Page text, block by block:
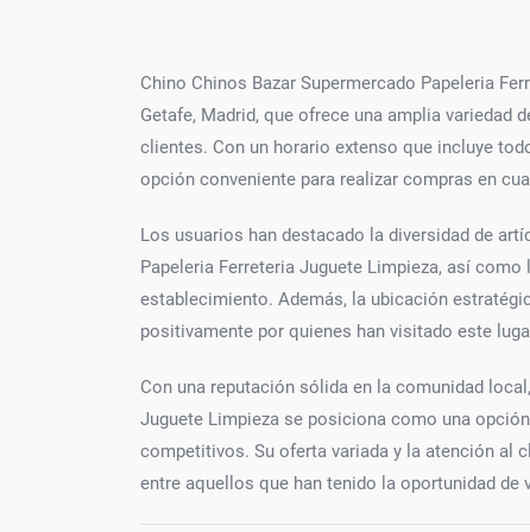
Chino Chinos Bazar Supermercado Papeleria
Getafe, Madrid, que ofrece una amplia variedad
clientes. Con un horario extenso que incluye
opción conveniente para realizar compras en
Los usuarios han destacado la diversidad de
Papeleria Ferreteria Juguete Limpieza, así
establecimiento. Además, la ubicación
positivamente por quienes han visitado este
Con una reputación sólida en la comunidad
Juguete Limpieza se posiciona como una
competitivos. Su oferta variada y la atención al
entre aquellos que han tenido la oportunidad